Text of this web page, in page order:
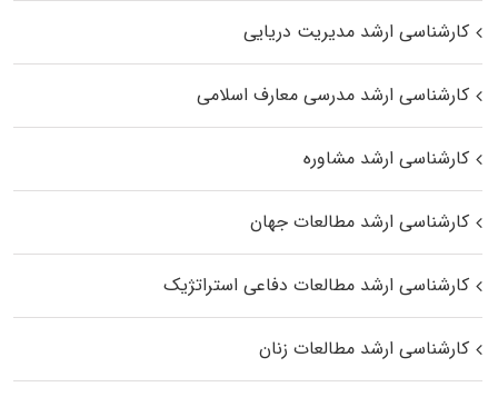
کارشناسی ارشد مدیریت دریایی
کارشناسی ارشد مدرسی معارف اسلامی
کارشناسی ارشد مشاوره
کارشناسی ارشد مطالعات جهان
کارشناسی ارشد مطالعات دفاعی استراتژیک
کارشناسی ارشد مطالعات زنان